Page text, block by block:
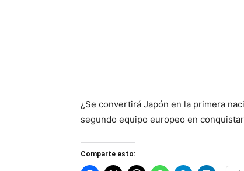
¿Se convertirá Japón en la primera
segundo equipo europeo en
Comparte esto: